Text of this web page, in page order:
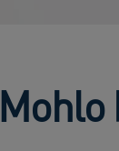
Mohlo